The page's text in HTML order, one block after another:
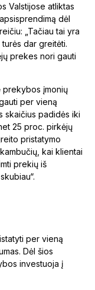
Valstijose atliktas
dėl
„Tačiau tai yra
dar greitėti.
prekes nori gauti
prekybos įmonių
per vieną
skaičius padidės iki
25 proc. pirkėjų
pristatymo
kai klientai
prekių iš
per vieną
Dėl šios
investuoja į